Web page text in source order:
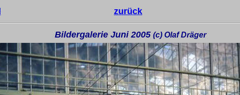
zurück
Bildergalerie Juni 2005 (c) Olaf Dräger